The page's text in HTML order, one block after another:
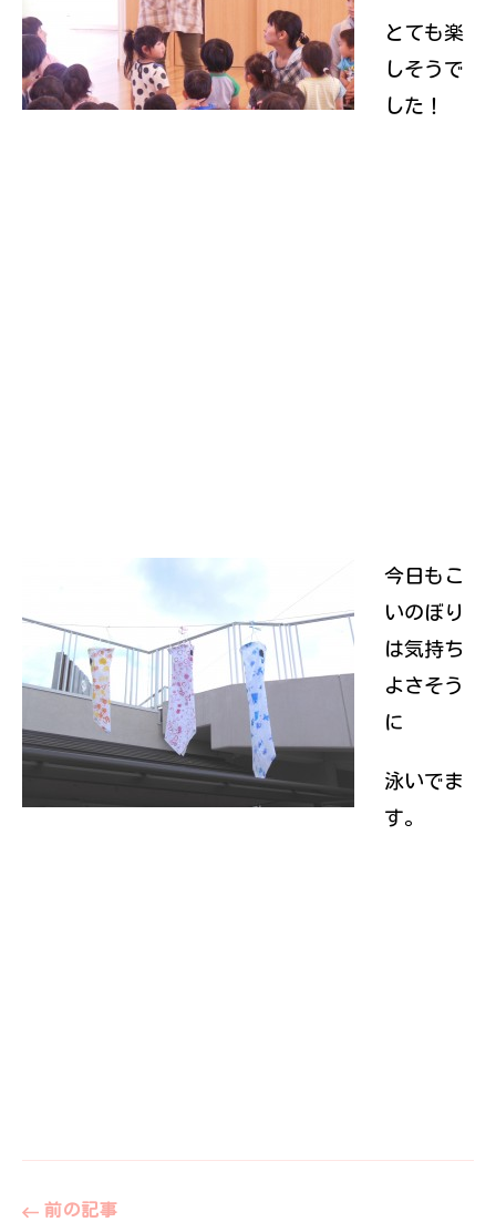
とても楽
しそうで
した！
今日もこ
いのぼり
は気持ち
よさそう
に
泳いでま
す。
前の記事